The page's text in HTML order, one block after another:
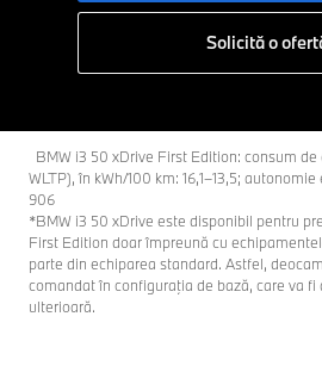
Solicită o
BMW i3 50 xDrive First Edition: consum
WLTP), în kWh/100 km: 16,1–13,5;
906
*BMW i3 50 xDrive este disponibil pentru
First Edition doar împreună cu
parte din echiparea standard. Astfel,
comandat în configuraţia de bază, care va fi
ulterioară.